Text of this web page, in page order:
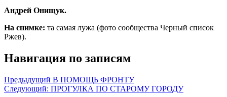
Андрей Онищук.
На снимке: та самая лужа (фото сообщества Черный список
Ржев).
Навигация по записям
Предыдущий В ПОМОЩЬ ФРОНТУ
Следующий: ПРОГУЛКА ПО СТАРОМУ ГОРОДУ